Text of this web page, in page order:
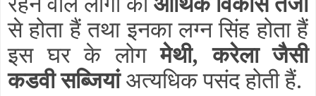
से होता हैं तथा इनका लग्न सिंह होता हैं
इस घर के लोगमेथी, करेला जैसी
कडवी सब्जियांअत्यधिक पसंद होती हैं.